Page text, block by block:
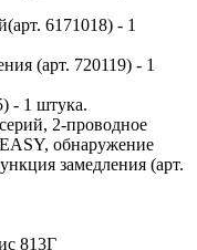
6171018) - 1
(арт. 720119) - 1
- 1 штука.
2-проводное
обнаружение
замедления (арт.
813Г